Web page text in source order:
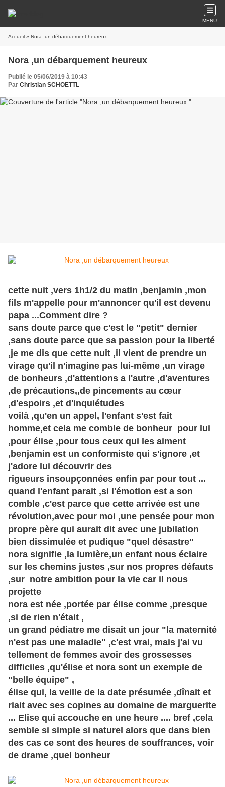
MENU
Accueil » Nora ,un débarquement heureux
Nora ,un débarquement heureux
Publié le 05/06/2019 à 10:43
Par Christian SCHOETTL
cette nuit ,vers 1h1/2 du matin ,benjamin ,mon
fils m'appelle pour m'annoncer qu'il est devenu
papa ...Comment dire ?
sans doute parce que c'est le "petit" dernier
,sans doute parce que sa passion pour la liberté
,je me dis que cette nuit ,il vient de prendre un
virage qu'il n'imagine pas lui-même ,un virage
de bonheurs ,d'attentions a l'autre ,d'aventures
,de précautions,,de pincements au cœur
,d'espoirs ,et d'inquiétudes
voilà ,qu'en un appel, l'enfant s'est fait
homme,et cela me comble de bonheur pour lui
,pour élise ,pour tous ceux qui les aiment
,benjamin est un conformiste qui s'ignore ,et
j'adore lui découvrir des
rigueurs insoupçonnées enfin par pour tout ...
quand l'enfant parait ,si l'émotion est a son
comble ,c'est parce que cette arrivée est une
révolution,avec pour moi ,une pensée pour mon
propre père qui aurait dit avec une jubilation
bien dissimulée et pudique "quel désastre"
nora signifie ,la lumière,un enfant nous éclaire
sur les chemins justes ,sur nos propres défauts
,sur notre ambition pour la vie car il nous
projette
nora est née ,portée par élise comme ,presque
,si de rien n'était ,
un grand pédiatre me disait un jour "la maternité
n'est pas une maladie" ,c'est vrai, mais j'ai vu
tellement de femmes avoir des grossesses
difficiles ,qu'élise et nora sont un exemple de
"belle équipe" ,
élise qui, la veille de la date présumée ,dînait et
riait avec ses copines au domaine de marguerite
... Elise qui accouche en une heure .... bref ,cela
semble si simple si naturel alors que dans bien
des cas ce sont des heures de souffrances, voir
de drame ,quel bonheur